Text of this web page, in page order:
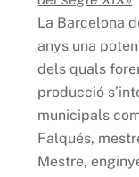
La Barcelona
anys una
dels quals
producció
municipals
Falqués,
Mestre,